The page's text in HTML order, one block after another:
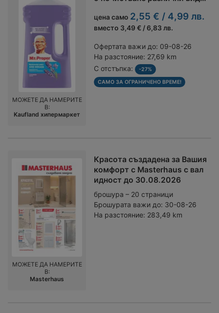
цена само 2,55 € / 4,99 лв.
вместо 3,49 € / 6,83 лв.
Офертата важи до: 09-08-26
На разстояние: 27,69 km
С отстъпка:
-27%
САМО ЗА ОГРАНИЧЕНО ВРЕМЕ!
МОЖЕТЕ ДА НАМЕРИТЕ
В:
Kaufland хипермаркет
Красота създадена за Вашия
комфорт с Masterhaus с вал
идност до 30.08.2026
брошура – 20 страници
Брошурата важи до: 30-08-26
На разстояние: 283,49 km
МОЖЕТЕ ДА НАМЕРИТЕ
В:
Masterhaus